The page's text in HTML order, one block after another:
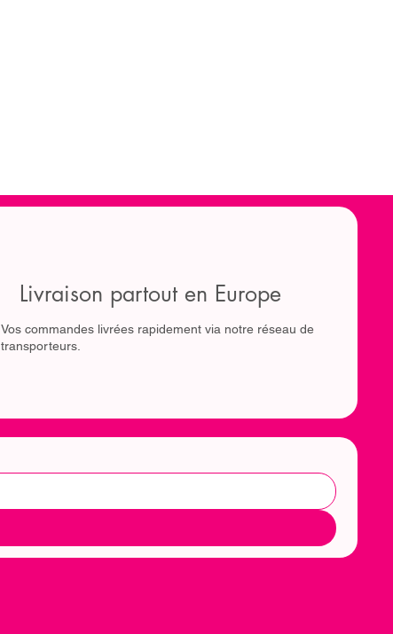
Livraison partout en Europe
Vos commandes livrées rapidement via notre réseau de
transporteurs.